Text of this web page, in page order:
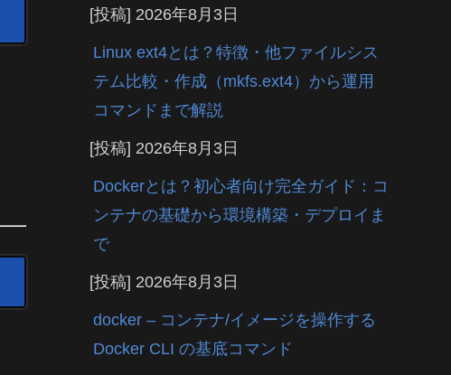
[投稿] 2026年8月3日
Linux ext4とは？特徴・他ファイルシス
テム比較・作成（mkfs.ext4）から運用
コマンドまで解説
[投稿] 2026年8月3日
Dockerとは？初心者向け完全ガイド：コ
ンテナの基礎から環境構築・デプロイま
で
[投稿] 2026年8月3日
docker – コンテナ/イメージを操作する
Docker CLI の基底コマンド